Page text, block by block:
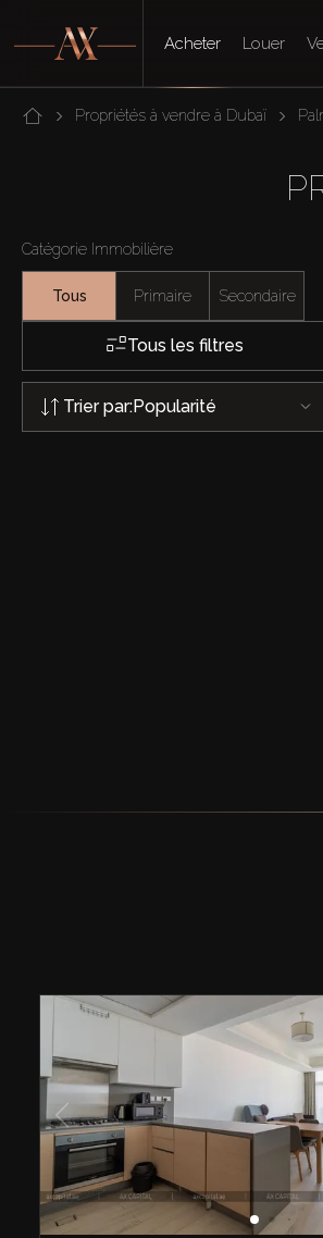
Acheter Louer
Propriétés à vendre à Dubaï
Catégorie Immobilière
Tous Primaire Secondaire
Tous les filtres
Trier par:Popularité